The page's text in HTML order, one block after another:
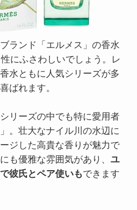
ジした高貴な香りが魅力で
も優雅な雰囲気があり、
彼氏とペア使いも
詳細はこちら
ャスな香りは40代彼氏に